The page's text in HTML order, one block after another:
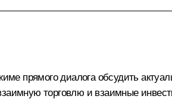
прямого диалога обсудить
торговлю и взаимные